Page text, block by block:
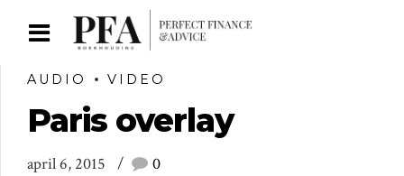
AUDIO VIDEO
Paris overlay
april 6, 2015 0